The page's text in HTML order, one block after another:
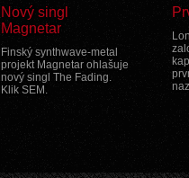
Nový singl
Magnetar
Finský synthwave-metal
projekt Magnetar ohlašuje
nový singl The Fading.
Klik SEM.